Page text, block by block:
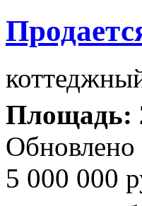
Площадь:
5 000 000